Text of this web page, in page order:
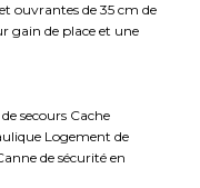
ouvrantes de 35 cm de
gain de place et une
secours Cache
Logement de
de sécurité en